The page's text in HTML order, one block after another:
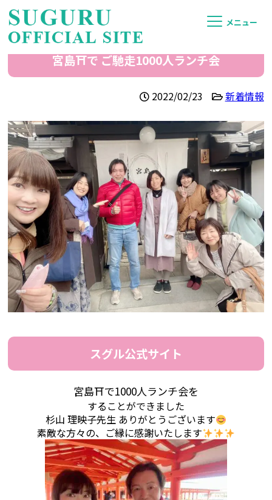
メニュー
宮島⛩で ご馳走1000人ランチ会
2022/02/23 新着情報
スグル公式サイト
宮島⛩で1000人ランチ会を
することができました
杉山 理映子先生 ありがとうございます
素敵な方々の、ご縁に感謝いたします